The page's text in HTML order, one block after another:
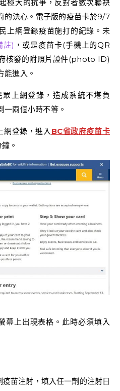
極大的抗爭，反對者數次聯袂
的決心。電子版的疫苗卡於9/7
上網登錄疫苗施打的紀錄。未
註) ，或是疫苗卡(手機上的QR
核發的附照片證件(photo ID)
能進入。
上網登錄，造成系統不堪負
兩個小時不等。
網登錄，進入BC省政府疫苗卡
。
幕上出現表格。此時必須填入
苗注射，填入任一劑的注射日